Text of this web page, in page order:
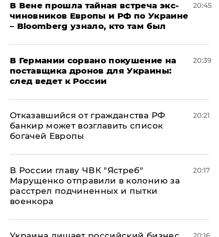
В Вене прошла тайная встреча экс-
чиновников Европы и РФ по Украине
– Bloomberg узнало, кто там был
20:45
​В Германии сорвано покушение на
поставщика дронов для Украины:
след ведет к России
20:39
Отказавшийся от гражданства РФ
банкир может возглавить список
богачей Европы
20:21
В России главу ЧВК "Ястреб"
Марущенко отправили в колонию за
расстрел подчиненных и пытки
военкора
20:17